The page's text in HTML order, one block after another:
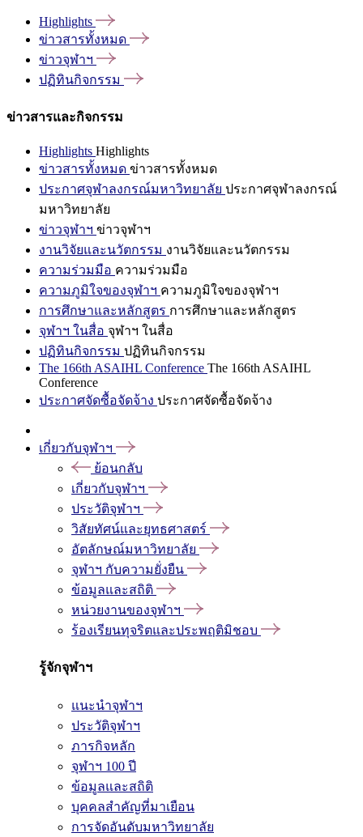
Highlights
ข่าวสารทั้งหมด
ข่าวจุฬาฯ
ปฏิทินกิจกรรม
ข่าวสารและกิจกรรม
Highlights Highlights
ข่าวสารทั้งหมด ข่าวสารทั้งหมด
ประกาศจุฬาลงกรณ์มหาวิทยาลัย ประกาศจุฬาลงกรณ์
มหาวิทยาลัย
ข่าวจุฬาฯ ข่าวจุฬาฯ
งานวิจัยและนวัตกรรม งานวิจัยและนวัตกรรม
ความร่วมมือ ความร่วมมือ
ความภูมิใจของจุฬาฯ ความภูมิใจของจุฬาฯ
การศึกษาและหลักสูตร การศึกษาและหลักสูตร
จุฬาฯ ในสื่อ จุฬาฯ ในสื่อ
ปฏิทินกิจกรรม ปฏิทินกิจกรรม
The 166th ASAIHL Conference The 166th ASAIHL
Conference
ประกาศจัดซื้อจัดจ้าง ประกาศจัดซื้อจัดจ้าง
เกี่ยวกับจุฬาฯ
ย้อนกลับ
เกี่ยวกับจุฬาฯ
ประวัติจุฬาฯ
วิสัยทัศน์และยุทธศาสตร์
อัตลักษณ์มหาวิทยาลัย
จุฬาฯ กับความยั่งยืน
ข้อมูลและสถิติ
หน่วยงานของจุฬาฯ
ร้องเรียนทุจริตและประพฤติมิชอบ
รู้จักจุฬาฯ
แนะนำจุฬาฯ
ประวัติจุฬาฯ
ภารกิจหลัก
จุฬาฯ 100 ปี
ข้อมูลและสถิติ
บุคคลสำคัญที่มาเยือน
การจัดอันดับมหาวิทยาลัย